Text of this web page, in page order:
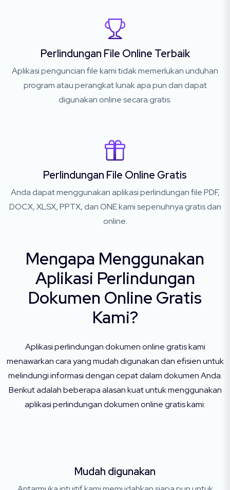
Perlindungan File Online Terbaik
Aplikasi penguncian file kami tidak memerlukan unduhan
program atau perangkat lunak apa pun dan dapat
digunakan online secara gratis.
Perlindungan File Online Gratis
Anda dapat menggunakan aplikasi perlindungan file PDF,
DOCX, XLSX, PPTX, dan ONE kami sepenuhnya gratis dan
online.
Mengapa Menggunakan
Aplikasi Perlindungan
Dokumen Online Gratis
Kami?
Aplikasi perlindungan dokumen online gratis kami
menawarkan cara yang mudah digunakan dan efisien untuk
melindungi informasi dengan cepat dalam dokumen Anda.
Berikut adalah beberapa alasan kuat untuk menggunakan
aplikasi perlindungan dokumen online gratis kami:
Mudah digunakan